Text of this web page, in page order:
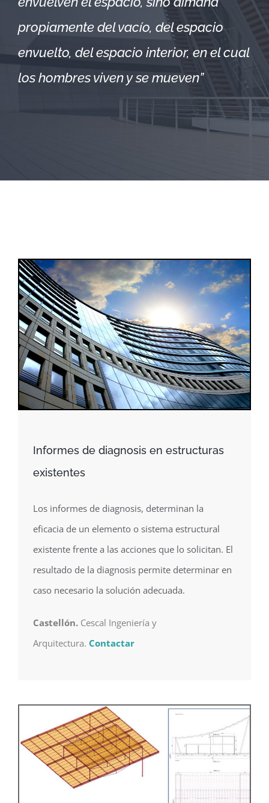
propiamente del vacío, del espacio
envuelto, del espacio interior, en el cual
los hombres viven y se mueven”
Informes de diagnosis en estructuras
existentes
Los informes de diagnosis, determinan la
eficacia de un elemento o sistema estructural
existente frente a las acciones que lo solicitan. El
resultado de la diagnosis permite determinar en
caso necesario la solución adecuada.
Castellón. Cescal Ingeniería y
Arquitectura. Contactar